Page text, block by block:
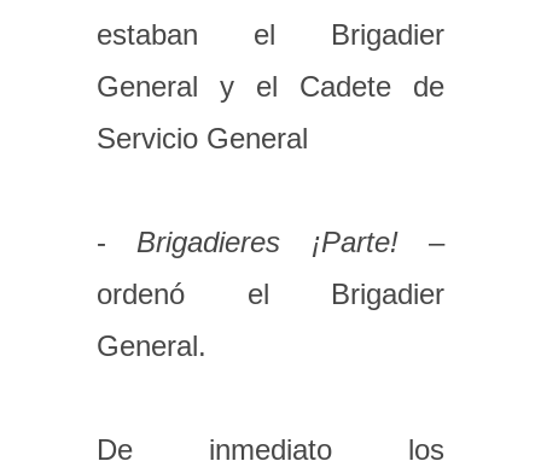
estaban el Brigadier
General y el Cadete de
Servicio General
- Brigadieres ¡Parte!–
ordenó el Brigadier
General.
De inmediato los